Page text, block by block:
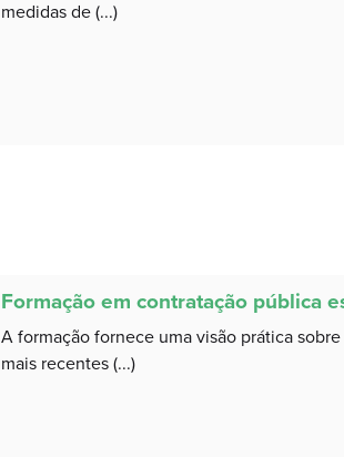
medidas de (...)
Formação em contratação pública
A formação fornece uma visão prática
mais recentes (...)